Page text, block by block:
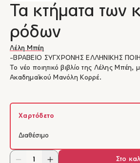
Τα κτήματα των
ρόδων
Λέλη Μπέη
-ΒΡΑΒΕΙΟ ΣΥΓΧΡΟΝΗΣ ΕΛΛΗΝΙΚΗΣ
Το νέο ποιητικό βιβλίο της Λέλης Μπέη,
Ακαδημαϊκού Μανόλη Κορρέ.
Χαρτόδετο
Διαθέσιμο
Στο